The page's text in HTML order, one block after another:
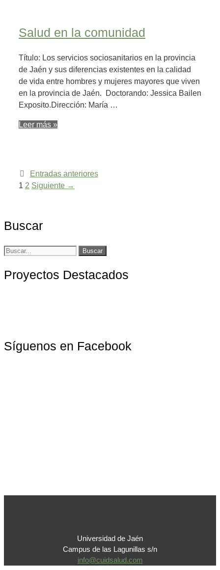
Salud en la comunidad
Título: Los servicios sociosanitarios en la provincia
de Jaén y sus diferencias existentes en la calidad
de vida entre hombres y mujeres mayores que viven
en la provincia de Jaén. Doctorando: Jessica Bailen
Exposito.Dirección: María …
Leer más »
Entradas anteriores
Página
1 Página
2 Siguiente →
Buscar
Buscar:
Proyectos Destacados
Síguenos en Facebook
Universidad de Jaén
Campus de las Lagunillas s/n
info@cuidsalud.com